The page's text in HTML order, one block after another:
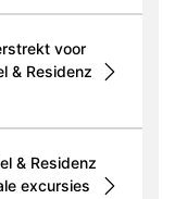
voor
& Residenz
& Residenz
excursies